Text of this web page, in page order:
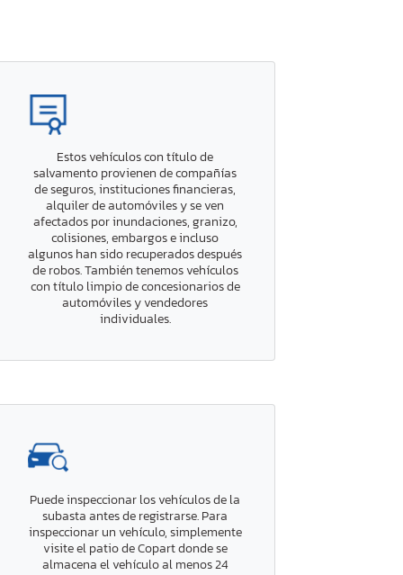
Estos vehículos con título de
salvamento provienen de compañías
de seguros, instituciones financieras,
alquiler de automóviles y se ven
afectados por inundaciones, granizo,
colisiones, embargos e incluso
algunos han sido recuperados después
de robos. También tenemos vehículos
con título limpio de concesionarios de
automóviles y vendedores
individuales.
Puede inspeccionar los vehículos de la
subasta antes de registrarse. Para
inspeccionar un vehículo, simplemente
visite el patio de Copart donde se
almacena el vehículo al menos 24